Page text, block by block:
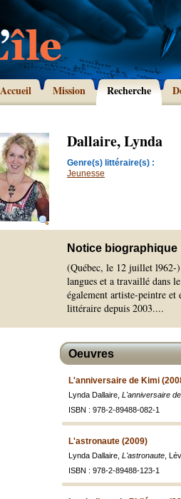
Accueil Mission Recherche
Dallaire, Lynda
Genre(s) littéraire(s) :
Jeunesse
Notice biographique
(Québec, le 12 juillet l962-
langues et a travaillé dans
également artiste-peintre
littéraire depuis 2003....
Oeuvres
L'anniversaire de Kimi
Lynda Dallaire, L'anniversaire
ISBN : 978-2-89488-082-1
L'astronaute (2009)
Lynda Dallaire, L'astronaute ,
ISBN : 978-2-89488-123-1